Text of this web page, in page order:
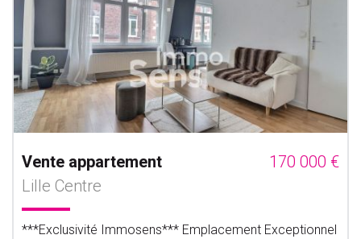
Vente appartement
170 000 €
Lille Centre
***Exclusivité Immosens*** Emplacement Exceptionnel